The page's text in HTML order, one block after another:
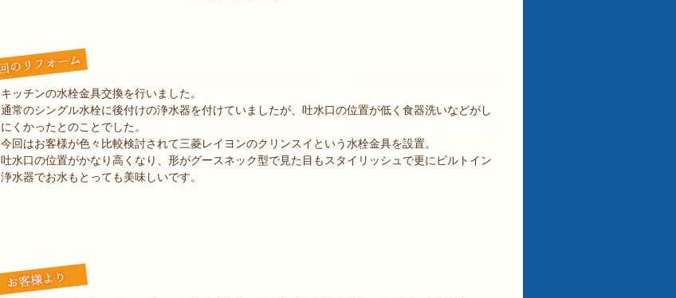
キッチンの水栓金具交換を行いました。
通常のシングル水栓に後付けの浄水器を付けていましたが、吐水口の位置が低く食器洗いなどがし
にくかったとのことでした。
今回はお客様が色々比較検討されて三菱レイヨンのクリンスイという水栓金具を設置。
吐水口の位置がかなり高くなり、形がグースネック型で見た目もスタイリッシュで更にビルトイン
浄水器でお水もとっても美味しいです。